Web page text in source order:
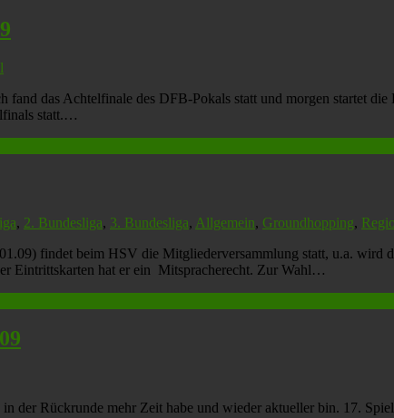
das Achtelfinale des DFB-Pokals statt und morgen startet
statt.…
, 2. Bundesliga, 3. Bundesliga, Allgemein, Groundhopping,
findet beim HSV die Mitgliederversammlung statt, u.a. wird
Eintrittskarten hat er ein Mitspracherecht. Zur Wahl…
der Rückrunde mehr Zeit habe und wieder aktueller bin. 17.